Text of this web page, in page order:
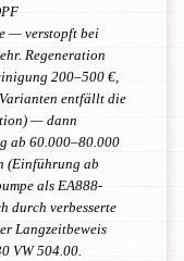
— verstopft bei
Regeneration
200–500 €,
entfällt die
— dann
ab 60.000–80.000
(Einführung ab
als EA888-
durch verbesserte
Langzeitbeweis
VW 504.00.